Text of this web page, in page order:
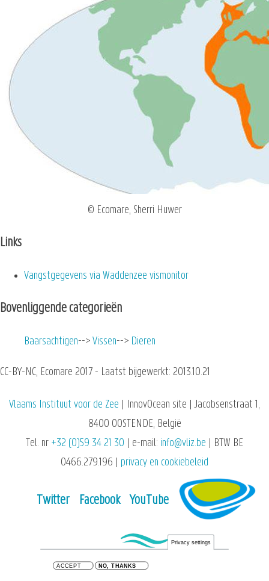
© Ecomare, Sherri Huwer
Links
Vangstgegevens via Waddenzee vismonitor
Bovenliggende categorieën
Baarsachtigen Vissen Dieren
CC-BY-NC, Ecomare 2017 - Laatst bijgewerkt: 2013.10.21
Vlaams Instituut voor de Zee | InnovOcean site | Jacobsenstraat 1,
8400 OOSTENDE, België
Tel. nr +32 (0)59 34 21 30 | e-mail: info@vliz.be | BTW BE
0466.279.196 | privacy en cookiebeleid
Twitter Facebook YouTube
Privacy settings
ACCEPT NO, THANKS